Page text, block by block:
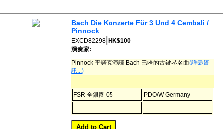
Bach Die Konzerte Für 3 Und 4 Cembali /
Pinnock
EXCD82298 |HK$100
演奏家:
Pinnock 平諾克演譯 Bach 巴哈的古鍵琴名曲(詳盡資
訊...)
FSR 全銀圈 05 PDO/W Germany